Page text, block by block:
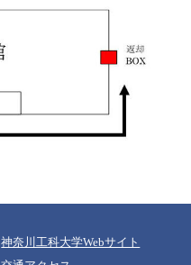
神奈川工科大学Webサイト